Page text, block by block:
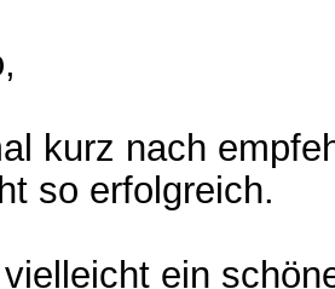
kurz nach
so erfolgreich.
ein